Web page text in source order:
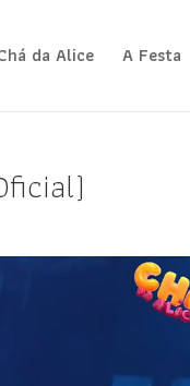
da Alice A Festa